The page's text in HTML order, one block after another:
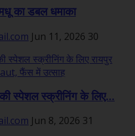
का डबल धमाका
Jun 11, 2026 30
की स्पेशल स्क्रीनिंग के लिए...
Jun 8, 2026 31